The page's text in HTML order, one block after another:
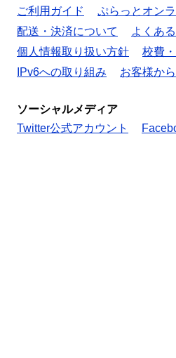
ご利用ガイド ぷらっとオン
配送・決済について
よくあ
個人情報取り扱い方針
校費
IPv6への取り組み
お客様か
ソーシャルメディア
Twitter公式アカウント